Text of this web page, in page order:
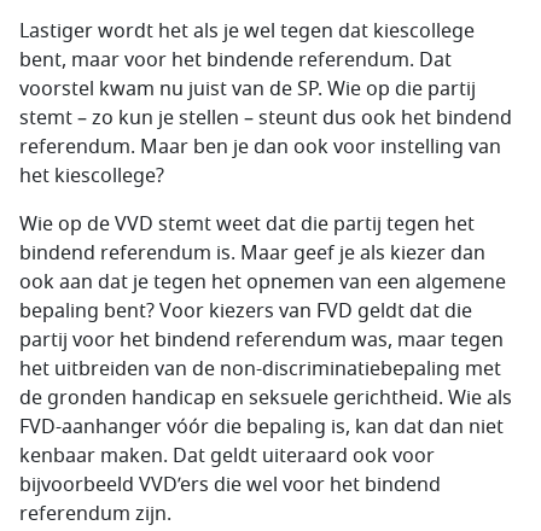
Lastiger wordt het als je wel tegen dat kiescollege
bent, maar voor het bindende referendum. Dat
voorstel kwam nu juist van de SP. Wie op die partij
stemt – zo kun je stellen – steunt dus ook het bindend
referendum. Maar ben je dan ook voor instelling van
het kiescollege?
Wie op de VVD stemt weet dat die partij tegen het
bindend referendum is. Maar geef je als kiezer dan
ook aan dat je tegen het opnemen van een algemene
bepaling bent? Voor kiezers van FVD geldt dat die
partij voor het bindend referendum was, maar tegen
het uitbreiden van de non-discriminatiebepaling met
de gronden handicap en seksuele gerichtheid. Wie als
FVD-aanhanger vóór die bepaling is, kan dat dan niet
kenbaar maken. Dat geldt uiteraard ook voor
bijvoorbeeld VVD’ers die wel voor het bindend
referendum zijn.